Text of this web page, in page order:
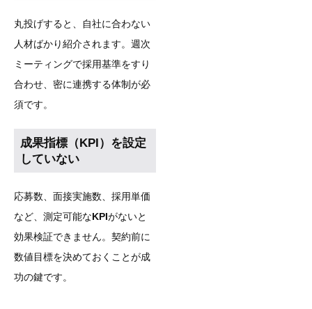
丸投げすると、自社に合わない
人材ばかり紹介されます。週次
ミーティングで採用基準をすり
合わせ、密に連携する体制が必
須です。
成果指標（KPI）を設定
していない
応募数、面接実施数、採用単価
など、測定可能なKPIがないと
効果検証できません。契約前に
数値目標を決めておくことが成
功の鍵です。